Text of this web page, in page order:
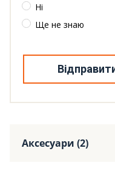
Ні
Ще не знаю
Аксесуари (2)